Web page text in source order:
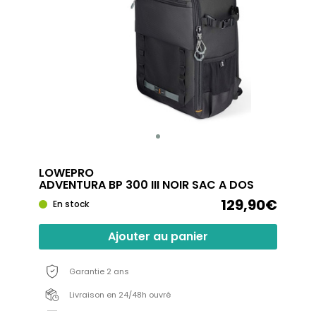
LOWEPRO
ADVENTURA BP 300 III NOIR SAC A DOS
En stock 129,90€
Ajouter au panier
Garantie 2 ans
Livraison en 24/48h ouvré